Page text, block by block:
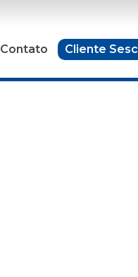
Contato Cliente Sesc